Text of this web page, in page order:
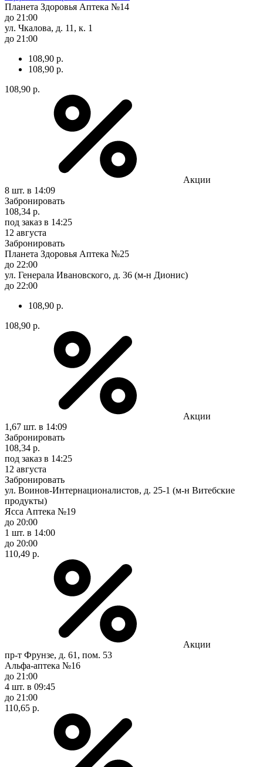
Планета Здоровья Аптека №14
до 21:00
ул. Чкалова, д. 11, к. 1
до 21:00
108,90 р.
108,90 р.
108,90 р.
Акции
8 шт. в 14:09
Забронировать
108,34 р.
под заказ в 14:25
12 августа
Забронировать
Планета Здоровья Аптека №25
до 22:00
ул. Генерала Ивановского, д. 36 (м-н Дионис)
до 22:00
108,90 р.
108,90 р.
Акции
1,67 шт. в 14:09
Забронировать
108,34 р.
под заказ в 14:25
12 августа
Забронировать
ул. Воинов-Интернационалистов, д. 25-1 (м-н Витебские
продукты)
Ясса Аптека №19
до 20:00
1 шт. в 14:00
до 20:00
110,49 р.
Акции
пр-т Фрунзе, д. 61, пом. 53
Альфа-аптека №16
до 21:00
4 шт. в 09:45
до 21:00
110,65 р.